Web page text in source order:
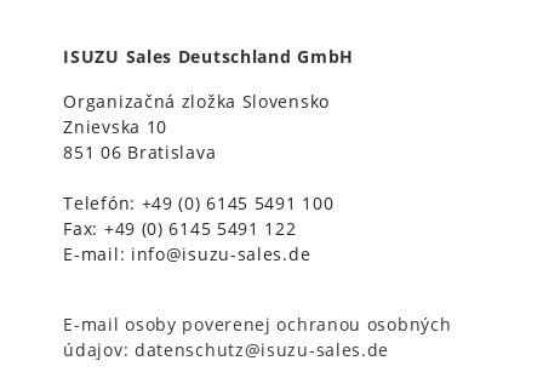
ISUZU Sales Deutschland GmbH
Organizačná zložka Slovensko
Znievska 10
851 06 Bratislava
Telefón: +49 (0) 6145 5491 100
Fax: +49 (0) 6145 5491 122
E-mail: info@isuzu-sales.de
E-mail osoby poverenej ochranou osobných
údajov: datenschutz@isuzu-sales.de